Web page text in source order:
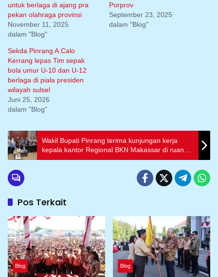
untuk berlaga di ajang pra
pekan olahraga provinsi
November 11, 2025
dalam "Blog"
Porprov
September 23, 2025
dalam "Blog"
Sekda Pinrang A.Calo
Kerrang lepas Tim sepak
bola umur U-10 dan U-12
berlaga di piala presiden
wilayah sulsel
Juni 25, 2026
dalam "Blog"
Wakil Bupati Pinrang terima kunjungan kerja
kepala kantor Regional BKN Makassar di ruang
kerja wakil bupati pinrang
Pos Terkait
Blog Blog